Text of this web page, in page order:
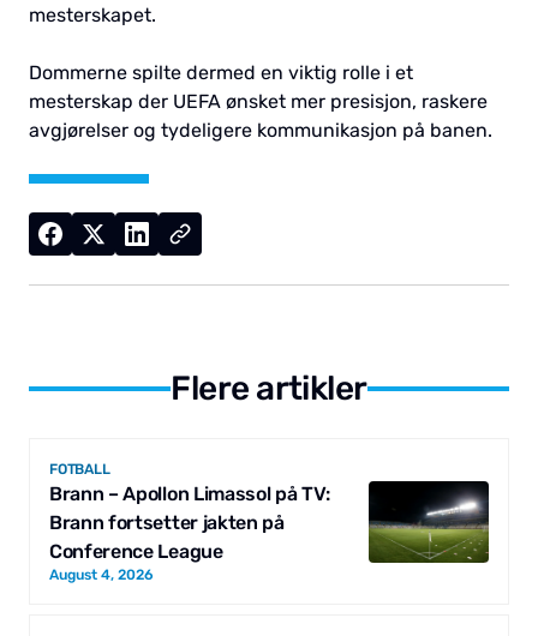
mesterskapet.
Dommerne spilte dermed en viktig rolle i et
mesterskap der UEFA ønsket mer presisjon, raskere
avgjørelser og tydeligere kommunikasjon på banen.
Flere artikler
FOTBALL
Brann – Apollon Limassol på TV:
Brann fortsetter jakten på
Conference League
August 4, 2026